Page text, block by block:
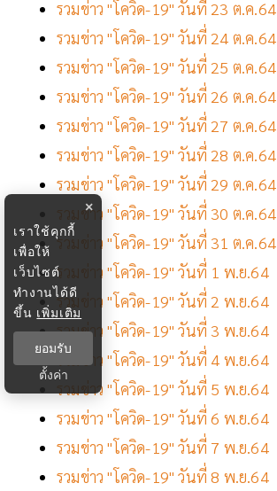
รวมข่าว "โควิด-19" วันที่ 23 ต.ค.64
รวมข่าว "โควิด-19" วันที่ 24 ต.ค.64
รวมข่าว "โควิด-19" วันที่ 25 ต.ค.64
รวมข่าว "โควิด-19" วันที่ 26 ต.ค.64
รวมข่าว "โควิด-19" วันที่ 27 ต.ค.64
รวมข่าว "โควิด-19" วันที่ 28 ต.ค.64
รวมข่าว "โควิด-19" วันที่ 29 ต.ค.64
รวมข่าว "โควิด-19" วันที่ 30 ต.ค.64
รวมข่าว "โควิด-19" วันที่ 31 ต.ค.64
รวมข่าว "โควิด-19" วันที่ 1 พ.ย.64
รวมข่าว "โควิด-19" วันที่ 2 พ.ย.64
รวมข่าว "โควิด-19" วันที่ 3 พ.ย.64
รวมข่าว "โควิด-19" วันที่ 4 พ.ย.64
รวมข่าว "โควิด-19" วันที่ 5 พ.ย.64
รวมข่าว "โควิด-19" วันที่ 6 พ.ย.64
รวมข่าว "โควิด-19" วันที่ 7 พ.ย.64
รวมข่าว "โควิด-19" วันที่ 8 พ.ย.64
×
เราใช้คุกกี้
เพื่อให้
เว็บไซต์
ทำงานได้ดี
ขึ้น เพิ่มเติม
ยอมรับ
ตั้งค่า